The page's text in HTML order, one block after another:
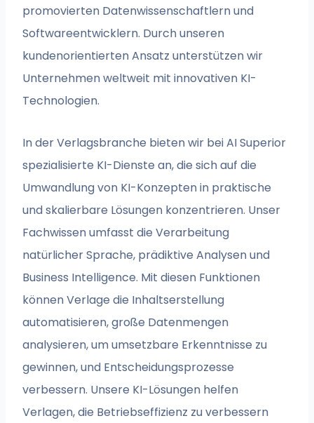
promovierten Datenwissenschaftlern und
Softwareentwicklern. Durch unseren
kundenorientierten Ansatz unterstützen wir
Unternehmen weltweit mit innovativen KI-
Technologien.
In der Verlagsbranche bieten wir bei AI Superior
spezialisierte KI-Dienste an, die sich auf die
Umwandlung von KI-Konzepten in praktische
und skalierbare Lösungen konzentrieren. Unser
Fachwissen umfasst die Verarbeitung
natürlicher Sprache, prädiktive Analysen und
Business Intelligence. Mit diesen Funktionen
können Verlage die Inhaltserstellung
automatisieren, große Datenmengen
analysieren, um umsetzbare Erkenntnisse zu
gewinnen, und Entscheidungsprozesse
verbessern. Unsere KI-Lösungen helfen
Verlagen, die Betriebseffizienz zu verbessern